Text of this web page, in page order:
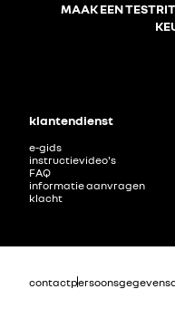
MAAK EEN
klantendienst
e-gids
instructievideo's
FAQ
informatie aanvragen
klacht
contactpersoonsgegevens